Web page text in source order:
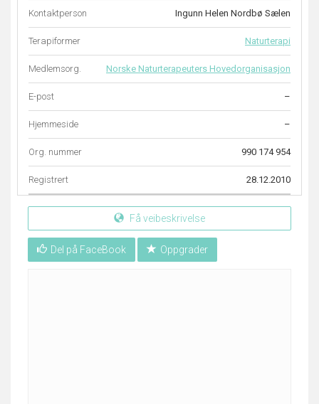
Kontaktperson Ingunn Helen Nordbø Sælen
Terapiformer Naturterapi
Medlemsorg. Norske Naturterapeuters Hovedorganisasjon
E-post –
Hjemmeside –
Org. nummer 990 174 954
Registrert 28.12.2010
Få veibeskrivelse
Del på FaceBook Oppgrader